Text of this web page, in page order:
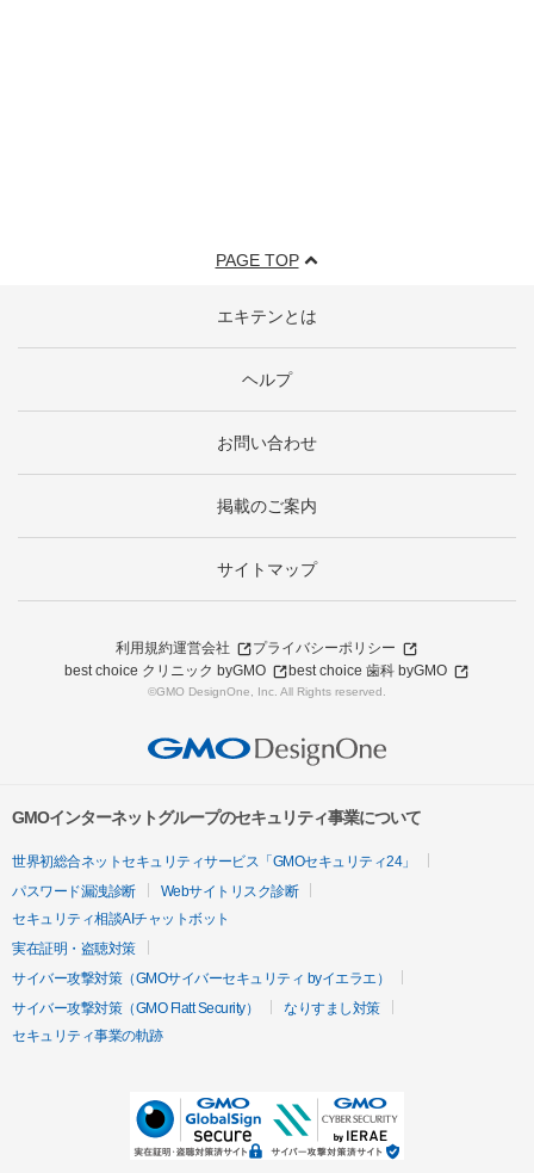
PAGE TOP
エキテンとは
ヘルプ
お問い合わせ
掲載のご案内
サイトマップ
利用規約運営会社
プライバシーポリシー
best choice クリニック byGMO
best choice 歯科 byGMO
©GMO DesignOne, Inc. All Rights reserved.
GMOインターネットグループのセキュリティ事業について
世界初総合ネットセキュリティサービス「GMOセキュリティ24」
パスワード漏洩診断
Webサイトリスク診断
セキュリティ相談AIチャットボット
実在証明・盗聴対策
サイバー攻撃対策（GMOサイバーセキュリティ byイエラエ）
サイバー攻撃対策（GMO Flatt Security）
なりすまし対策
セキュリティ事業の軌跡